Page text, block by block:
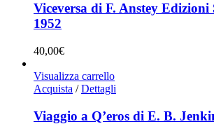
Viceversa di F. Anstey Edizioni
1952
40,00€
Visualizza carrello
Acquista / Dettagli
Viaggio a Q’eros di E. B.